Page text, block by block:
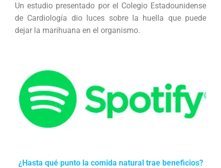
Un estudio presentado por el Colegio Estadounidense
de Cardiología dio luces sobre la huella que puede
dejar la marihuana en el organismo.
¿Hasta qué punto la comida natural trae beneficios?